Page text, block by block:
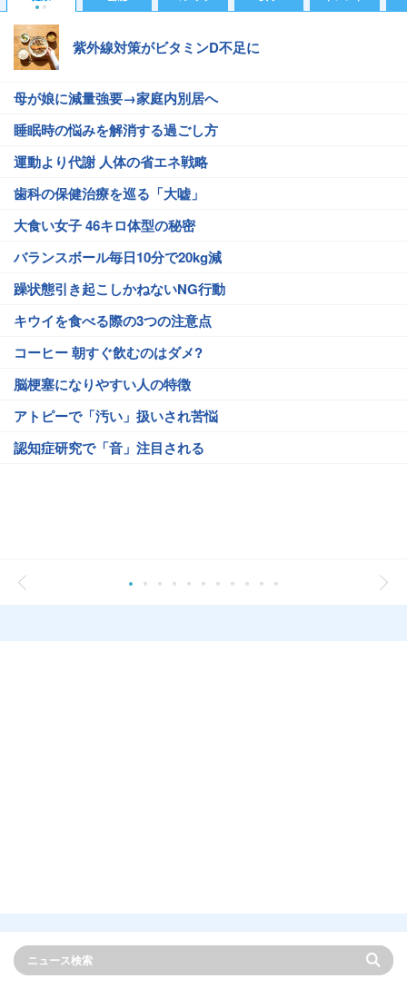
紫外線対策がビタミンD不足に
母が娘に減量強要→家庭内別居へ
睡眠時の悩みを解消する過ごし方
運動より代謝 人体の省エネ戦略
歯科の保健治療を巡る「大嘘」
大食い女子 46キロ体型の秘密
バランスボール毎日10分で20kg減
躁状態引き起こしかねないNG行動
キウイを食べる際の3つの注意点
コーヒー 朝すぐ飲むのはダメ?
脳梗塞になりやすい人の特徴
アトピーで「汚い」扱いされ苦悩
認知症研究で「音」注目される